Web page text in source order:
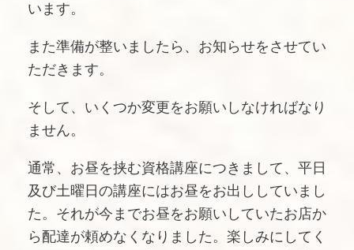
います。
また準備が整いましたら、お知らせをさせてい
ただきます。
そして、いくつか変更をお願いしなければなり
ません。
通常、お昼を挟む資格講座につきまして、平日
及び土曜日の講座にはお昼をお出ししていまし
た。それが今までお昼をお願いしていたお店か
ら配達が頼めなくなりました。 楽しみにしてく